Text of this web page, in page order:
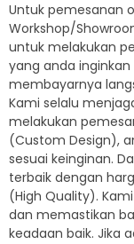
Untuk pemesanan
Workshop/
untuk melakukan
yang anda
membayarnya
Kami selalu
melakukan
(Custom Design),
sesuai keinginan.
terbaik dengan
(High Quality).
dan memastikan
keadaan baik. Jika